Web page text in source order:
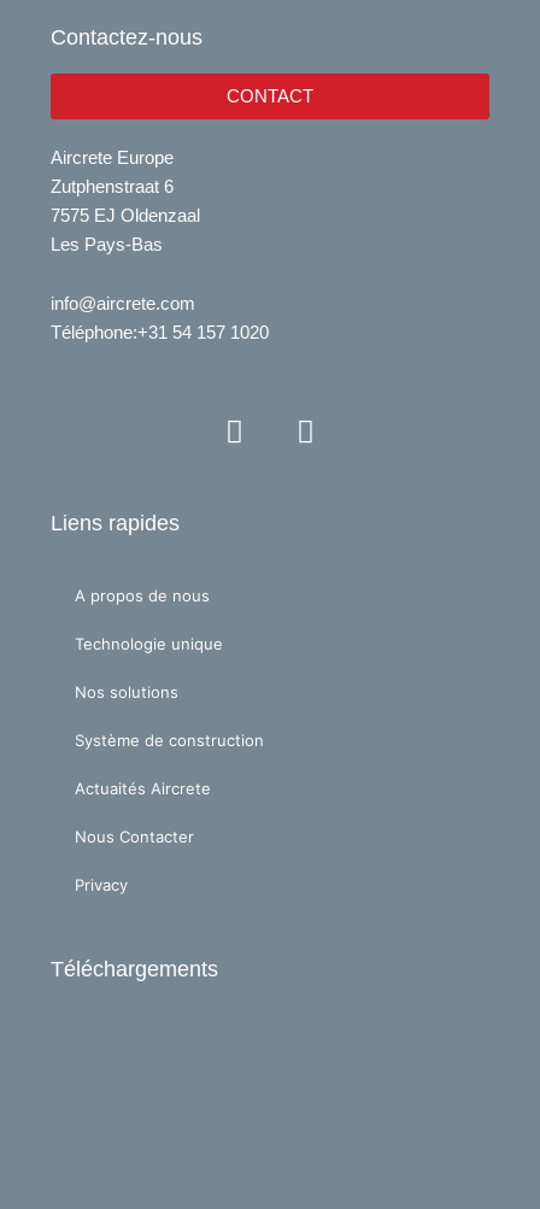
Contactez-nous
CONTACT
Aircrete Europe
Zutphenstraat 6
7575 EJ Oldenzaal
Les Pays-Bas
info@aircrete.com
Téléphone:+31 54 157 1020
Y
o
L
i
Liens rapides
A propos de nous
Technologie unique
Nos solutions
Système de construction
Actuaités Aircrete
Nous Contacter
Privacy
Téléchargements